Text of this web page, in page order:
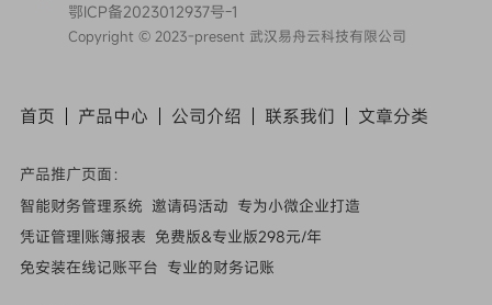
鄂ICP备2023012937号-1
Copyright © 2023-present 武汉易舟云科技有限公司
首页 产品中心 公司介绍 联系我们 文章分类
产品推广页面：
智能财务管理系统 邀请码活动 专为小微企业打造
凭证管理|账簿报表 免费版&专业版298元/年
免安装在线记账平台 专业的财务记账